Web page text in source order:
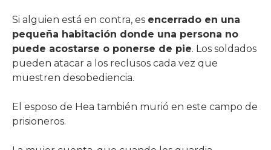
Si alguien está en contra, es encerrado en una
pequeña habitación donde una persona no
puede acostarse o ponerse de pie. Los soldados
pueden atacar a los reclusos cada vez que
muestren desobediencia.
El esposo de Hea también murió en este campo de
prisioneros.